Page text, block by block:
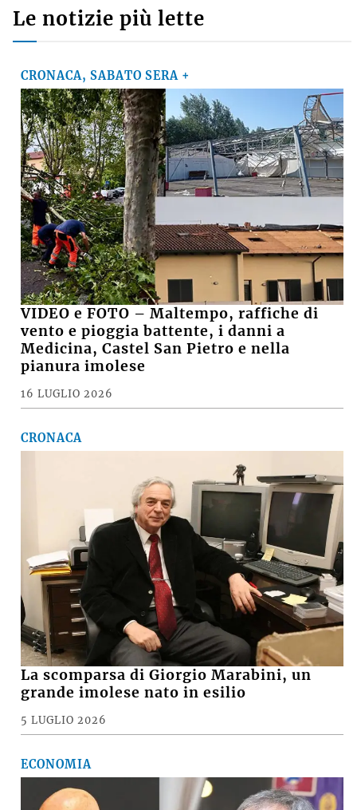
Le notizie più lette
CRONACA, SABATO SERA +
VIDEO e FOTO – Maltempo, raffiche di
vento e pioggia battente, i danni a
Medicina, Castel San Pietro e nella
pianura imolese
16 LUGLIO 2026
CRONACA
La scomparsa di Giorgio Marabini, un
grande imolese nato in esilio
5 LUGLIO 2026
ECONOMIA